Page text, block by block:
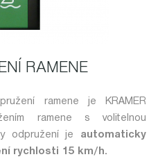
RAMENE
ramene je KRAMER
ramene s volitelnou
odpružení je automaticky
rychlosti 15 km/h.